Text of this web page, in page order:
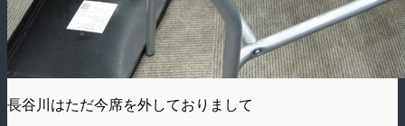
長谷川はただ今席を外しておりまして